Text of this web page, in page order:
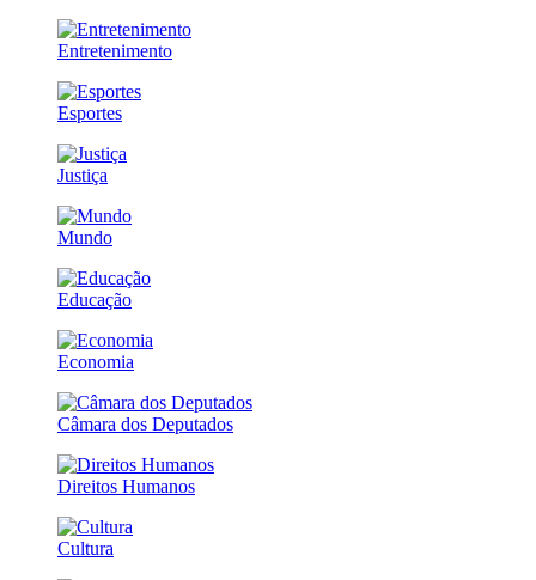
Entretenimento
Esportes
Justiça
Mundo
Educação
Economia
Câmara dos Deputados
Direitos Humanos
Cultura